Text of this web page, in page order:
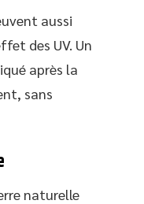
aussi
des UV. Un
après la
sans
naturelle